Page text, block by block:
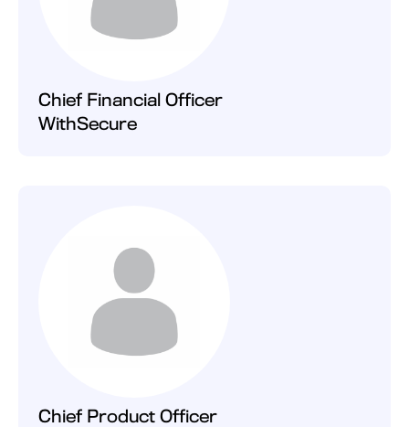
Chief Financial Officer
WithSecure
Chief Product Officer